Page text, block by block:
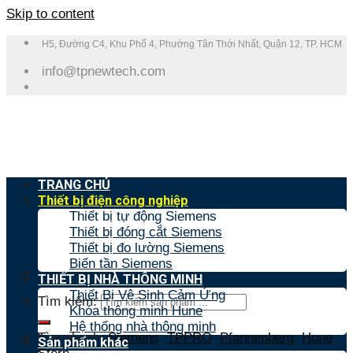
Skip to content
H5, Đường C4, Khu Phố 4, Phường Tân Thới Nhất, Quận 12, TP. HCM
info@tpnewtech.com
Tìm kiếm:
Tìm nhanh:Siemens,TPPRO,Pfannenberg,Hune,
TRANG CHỦ
Thiết bị điện công nghiệp
Thiết bị tự động Siemens
Thiết bị đóng cắt Siemens
Thiết bị đo lường Siemens
Biến tần Siemens
THIẾT BỊ NHÀ THÔNG MINH
Thiết Bị Vệ Sinh Cảm Ứng
Khóa thông minh Hune
Hệ thống nhà thông minh
Sản phẩm khác